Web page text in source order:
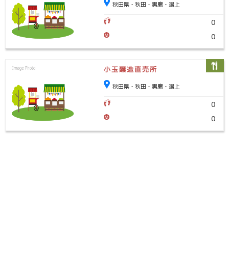
秋田県・秋田・男鹿・潟上
0
0
小玉醸造直売所
秋田県・秋田・男鹿・潟上
0
0